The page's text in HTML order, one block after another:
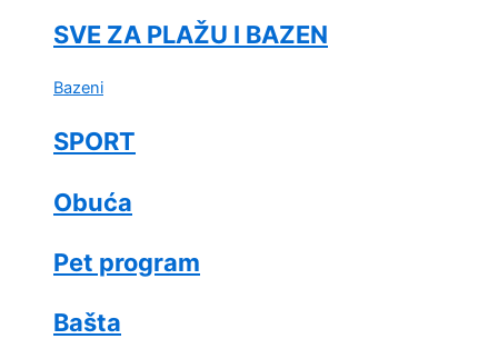
SVE ZA PLAŽU I BAZEN
Bazeni
SPORT
Obuća
Pet program
Bašta